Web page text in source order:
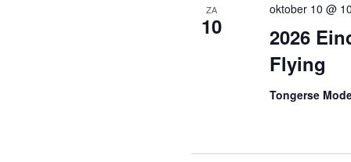
ZA
10
2026
Flying
oktober 10 @
Tongerse